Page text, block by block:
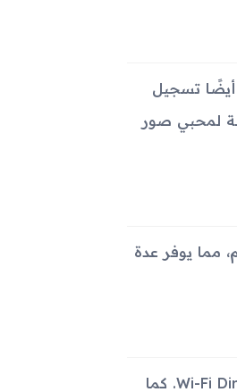
بدقة 2 ميجابكسل، وتدعم أيضًا تسجيل
بالنسبة لمحبي صور
بسماعة خارجية ويوجد أيضاً مدخل تقليدي لسماعات الأذن بحجم 3.5 ملم، مما يوفر عدة
يدعم الجهاز اتصال Wi-Fi بمعايير 802.11 a/b/g/n/ac، مع دعم الاتصال الثنائي band وWi-Fi Direct. كما